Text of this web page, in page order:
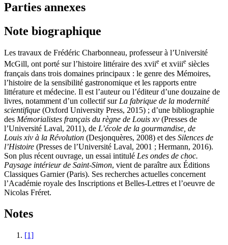
Parties annexes
Note biographique
Les travaux de Frédéric Charbonneau, professeur à l’Université
McGill, ont porté sur l’histoire littéraire des xviie etxviiie siècles
français dans trois domaines principaux : le genre des Mémoires,
l’histoire de la sensibilité gastronomique et les rapports entre
littérature et médecine. Il est l’auteur ou l’éditeur d’une douzaine de
livres, notamment d’un collectif sur La fabrique de la modernité
scientifique (Oxford University Press, 2015) ; d’une bibliographie
des Mémorialistes français du règne de Louis xv (Presses de
l’Université Laval, 2011), de L’école de la gourmandise, de
Louis xiv à la Révolution (Desjonquères, 2008) et des Silences de
l’Histoire (Presses de l’Université Laval, 2001 ; Hermann, 2016).
Son plus récent ouvrage, un essai intitulé Les ondes de choc.
Paysage intérieur de Saint-Simon, vient de paraître aux Éditions
Classiques Garnier (Paris). Ses recherches actuelles concernent
l’Académie royale des Inscriptions et Belles-Lettres et l’oeuvre de
Nicolas Fréret.
Notes
[1]